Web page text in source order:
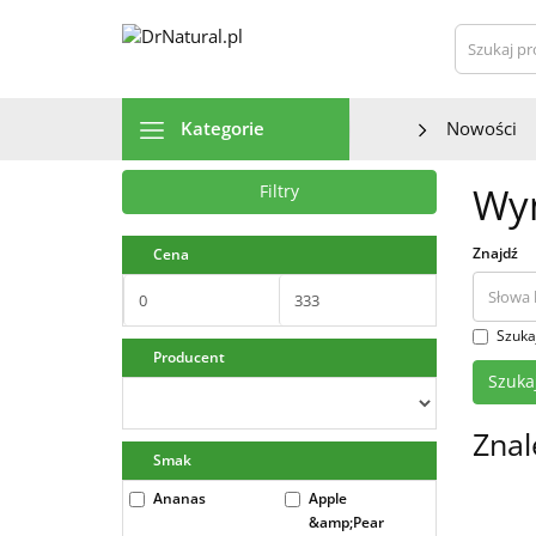
Kategorie Nowości
Filtry
Cena
Producent
Smak
Ananas
Apple
&amp;Pear
Znajdź